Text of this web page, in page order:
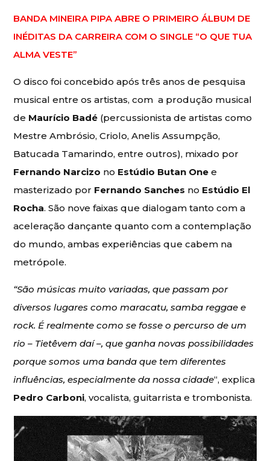
BANDA MINEIRA PIPA ABRE O PRIMEIRO ÁLBUM DE
INÉDITAS DA CARREIRA COM O SINGLE “O QUE TUA
ALMA VESTE”
O disco foi concebido após três anos de pesquisa
musical entre os artistas, com a produção musical
de Maurício Badé (percussionista de artistas como
Mestre Ambrósio, Criolo, Anelis Assumpção,
Batucada Tamarindo, entre outros), mixado por
Fernando Narcizo no Estúdio Butan Onee
masterizado por Fernando Sanches no Estúdio El
Rocha. São nove faixas que dialogam tanto com a
aceleração dançante quanto com a contemplação
do mundo, ambas experiências que cabem na
metrópole.
“São músicas muito variadas, que passam por
diversos lugares como maracatu, samba reggae e
rock. É realmente como se fosse o percurso de um
rio – Tietêvem daí –, que ganha novas possibilidades
porque somos uma banda que tem diferentes
influências, especialmente da nossa cidade“, explica
Pedro Carboni, vocalista, guitarrista e trombonista.